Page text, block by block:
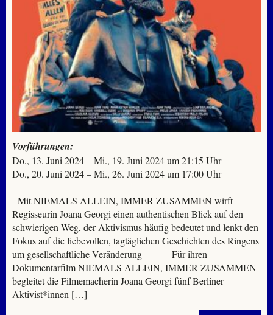
Vorführungen:
Do., 13. Juni 2024 – Mi., 19. Juni 2024 um 21:15 Uhr
Do., 20. Juni 2024 – Mi., 26. Juni 2024 um 17:00 Uhr
Mit NIEMALS ALLEIN, IMMER ZUSAMMEN wirft
Regisseurin Joana Georgi einen authentischen Blick auf den
schwierigen Weg, der Aktivismus häufig bedeutet und lenkt den
Fokus auf die liebevollen, tagtäglichen Geschichten des Ringens
um gesellschaftliche Veränderung Für ihren
Dokumentarfilm NIEMALS ALLEIN, IMMER ZUSAMMEN
begleitet die Filmemacherin Joana Georgi fünf Berliner
Aktivist*innen […]